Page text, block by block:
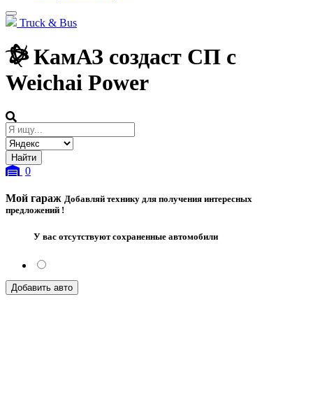
Truck & Bus
КамАЗ создаст СП с
Weichai Power
0
Мой гараж Добавляй технику для получения интересных
предложений !
У вас отсутствуют сохраненные автомобили
Добавить авто